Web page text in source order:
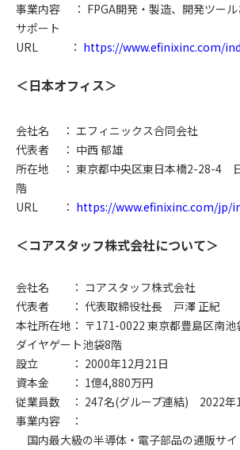
事業内容 ： FPGA開発・製造、開発ツール
サポート
URL
： https://www.efinixinc.com/
＜日本オフィス＞
会社名
： エフィニックス合同会社
代表者
： 中西 郁雄
所在地 ： 東京都中央区東日本橋2-28-4
階
URL ： https://www.efinixinc.com/jp/
＜コアスタッフ株式会社について＞
会社名 ： コアスタッフ株式会社
代表者 ： 代表取締役社長 戸澤 正紀
本社所在地： 〒171-0022 東京都豊島区南
ダイヤゲート池袋8階
設立 ： 2000年12月21日
資本金 ： 1億4,880万円
従業員数 ： 247名(グループ連結) 2022年
事業内容 ：
国内最大級の半導体・電子部品の通販サ